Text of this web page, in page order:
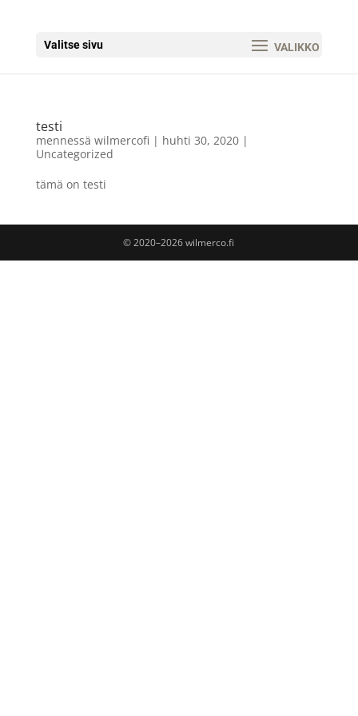
Valitse sivu
testi
mennessä wilmercofi | huhti 30, 2020|
Uncategorized
tämä on testi
© 2020–2026 wilmerco.fi